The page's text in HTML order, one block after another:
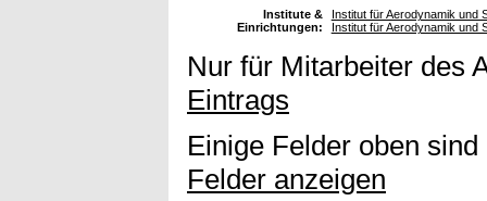
Institute &
Einrichtungen:
Institut für Aerodynamik und
Institut für Aerodynamik und
Nur für Mitarbeiter des
Eintrags
Einige Felder oben
Felder anzeigen